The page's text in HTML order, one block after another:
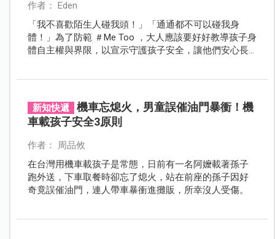
作者： Eden
「我不喜歡陌生人碰我頭！」「通通都不可以碰我身
體！」為了防範 ＃Me Too ，大人應該要好好教導孩子身
體自主權與界限，以宣示守護孩子安全，讓他們安心長
新知快遞
機車忘熄火，男童誤催油門暴衝！機
車載孩子安全3原則
作者： 周品攸
在台灣用機車載孩子是常態，日前有一名阿嬤載著孫子
跑外送，下車取餐時卻忘了熄火，站在前座的孫子因好
奇竟誤催油門，連人帶車暴衝進攤販，所幸沒人受傷。